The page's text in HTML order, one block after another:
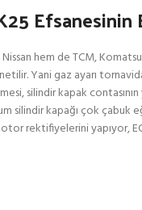
Efsanesinin
hem de TCM,
Yani gaz ayarı
silindir kapak
silindir kapağı çok çabuk
rektifiyelerini yapıyor,